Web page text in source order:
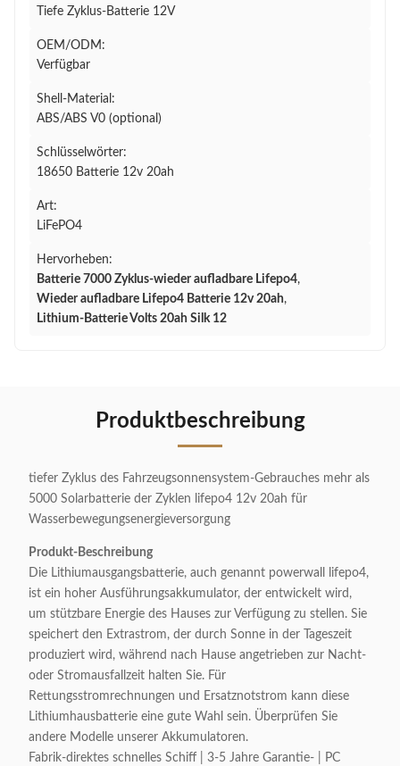
Tiefe Zyklus-Batterie 12V
OEM/ODM:
Verfügbar
Shell-Material:
ABS/ABS V0 (optional)
Schlüsselwörter:
18650 Batterie 12v 20ah
Art:
LiFePO4
Hervorheben:
Batterie 7000 Zyklus-wieder aufladbare Lifepo4,
Wieder aufladbare Lifepo4 Batterie 12v 20ah,
Lithium-Batterie Volts 20ah Silk 12
Produktbeschreibung
tiefer Zyklus des Fahrzeugsonnensystem-Gebrauches mehr als
5000 Solarbatterie der Zyklen lifepo4 12v 20ah für
Wasserbewegungsenergieversorgung
Produkt-Beschreibung
Die Lithiumausgangsbatterie, auch genannt powerwall lifepo4,
ist ein hoher Ausführungsakkumulator, der entwickelt wird,
um stützbare Energie des Hauses zur Verfügung zu stellen. Sie
speichert den Extrastrom, der durch Sonne in der Tageszeit
produziert wird, während nach Hause angetrieben zur Nacht-
oder Stromausfallzeit halten Sie. Für
Rettungsstromrechnungen und Ersatznotstrom kann diese
Lithiumhausbatterie eine gute Wahl sein. Überprüfen Sie
andere Modelle unserer Akkumulatoren.
Fabrik-direktes schnelles Schiff | 3-5 Jahre Garantie- | PC